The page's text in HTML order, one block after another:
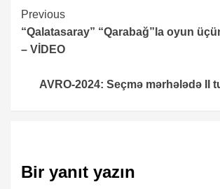
Continue
Reading
Previous
“Qalatasaray” “Qarabağ”la oyun
– VİDEO
AVRO-2024: Seçmə mərhələdə II
Bir yanıt yazın